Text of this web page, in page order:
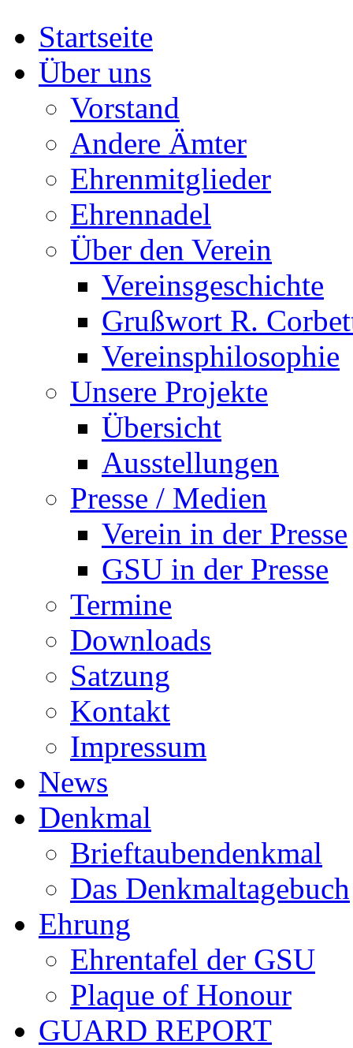
Startseite
Über uns
Vorstand
Andere Ämter
Ehrenmitglieder
Ehrennadel
Über den Verein
Vereinsgeschichte
Grußwort R.
Vereinsphilosophie
Unsere Projekte
Übersicht
Ausstellungen
Presse / Medien
Verein in der Presse
GSU in der Presse
Termine
Downloads
Satzung
Kontakt
Impressum
News
Denkmal
Brieftaubendenkmal
Das Denkmaltagebuch
Ehrung
Ehrentafel der GSU
Plaque of Honour
GUARD REPORT